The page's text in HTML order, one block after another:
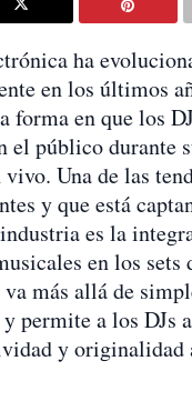
ha
en los últimos
forma en que los
el público durante
Una de las
y que está
es la
en los sets
más allá de
permite a los DJs
y originalidad